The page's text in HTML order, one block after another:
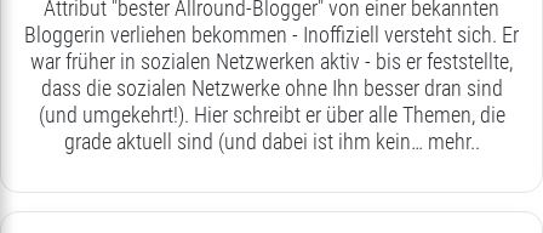
Attribut "bester Allround-Blogger" von einer bekannten
Bloggerin verliehen bekommen - Inoffiziell versteht sich. Er
war früher in sozialen Netzwerken aktiv - bis er feststellte,
dass die sozialen Netzwerke ohne Ihn besser dran sind
(und umgekehrt!). Hier schreibt er über alle Themen, die
grade aktuell sind (und dabei ist ihm kein… mehr..